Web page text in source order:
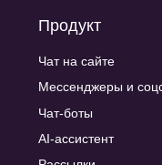
Продукт
Чат на сайте
Мессенджеры и
Чат-боты
AI-ассистент